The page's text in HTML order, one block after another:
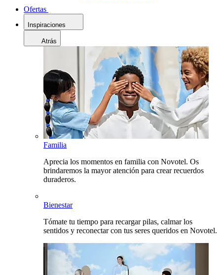
Ofertas
Inspiraciones
Atrás
Familia
Aprecia los momentos en familia con Novotel. Os
brindaremos la mayor atención para crear recuerdos
duraderos.
Bienestar
Tómate tu tiempo para recargar pilas, calmar los
sentidos y reconectar con tus seres queridos en Novotel.